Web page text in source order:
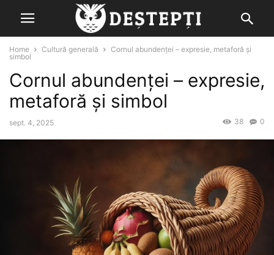
Home Cultură generală
Cornul abundenţei – expresie, metaforă şi
simbol
Cornul abundenţei – expresie,
metaforă şi simbol
sept. 4, 2025 0
38